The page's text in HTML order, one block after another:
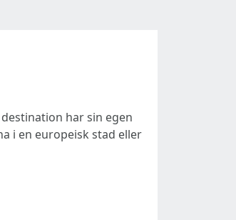
har sin egen
i en europeisk stad eller